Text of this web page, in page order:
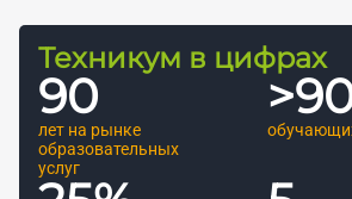
Техникум в цифрах
лет на рынке
образовательных
услуг
90 >